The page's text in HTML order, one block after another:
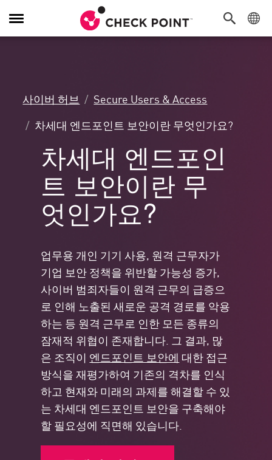
탐
색
사이버 허브
Secure Users & Access
차세대 엔드포인트 보안이란 무엇인가요?
차세대 엔드포인
트 보안이란 무
엇인가요?
업무용 개인 기기 사용, 원격 근무자가
기업 보안 정책을 위반할 가능성 증가,
사이버 범죄자들이 원격 근무의 급증으
로 인해 노출된 새로운 공격 경로를 악용
하는 등 원격 근무로 인한 모든 종류의
잠재적 위협이 존재합니다. 그 결과, 많
은 조직이 엔드포인트 보안에 대한 접근
방식을 재평가하여 기존의 격차를 인식
하고 현재와 미래의 과제를 해결할 수 있
는 차세대 엔드포인트 보안을 구축해야
할 필요성에 직면해 있습니다.